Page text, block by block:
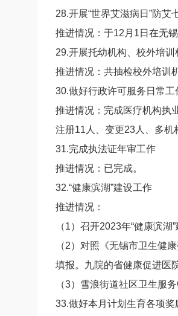
28.开展“世界艾滋病日”防艾
推进情况：于12月1日在无
29.开展托幼机构、校外培训
推进情况：共抽检校外培训
30.做好行政许可服务日常工
推进情况：完成医疗机构执
注册11人、变更23人、多机
31.完成执法证年审工作
推进情况：已完成。
32.“健康滨湖”建设工作
推进情况：
（1）召开2023年“健康滨湖
（2）对照《无锡市卫生健
填报。九院的省健康促进医
（3）雪浪街道社区卫生服
33.做好本月计划生育各项奖